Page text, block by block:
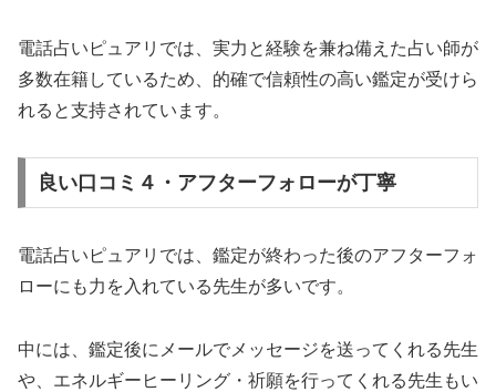
電話占いピュアリでは、実力と経験を兼ね備えた占い師が
多数在籍しているため、的確で信頼性の高い鑑定が受けら
れると支持されています。
良い口コミ４・アフターフォローが丁寧
電話占いピュアリでは、鑑定が終わった後のアフターフォ
ローにも力を入れている先生が多いです。
中には、鑑定後にメールでメッセージを送ってくれる先生
や、エネルギーヒーリング・祈願を行ってくれる先生もい